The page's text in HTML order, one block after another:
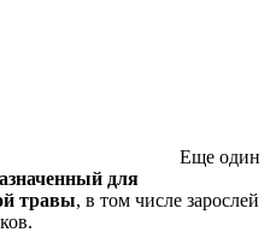
Еще один
для
травы, в том числе зарослей